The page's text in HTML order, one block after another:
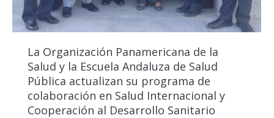
La Organización Panamericana de la
Salud y la Escuela Andaluza de Salud
Pública actualizan su programa de
colaboración en Salud Internacional y
Cooperación al Desarrollo Sanitario